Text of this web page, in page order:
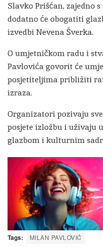
Slavko Prišćan, zajedno
dodatno će obogatiti
izvedbi Nevena Šverka.
O umjetničkom radu i
Pavlovića govorit će
posjetiteljima približiti
izraza.
Organizatori pozivaju
posjete izložbu i uživaju
glazbom i kulturnim
Tags: MILAN PAVLOVIĆ